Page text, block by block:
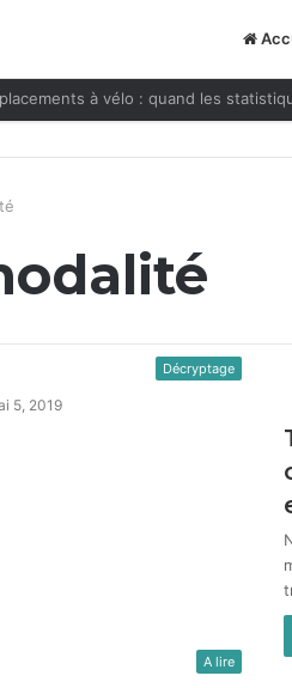
à vélo : quand les
Décryptage
5, 2019
A lire